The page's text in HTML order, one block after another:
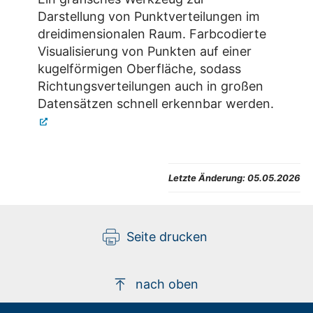
Darstellung von Punktverteilungen im
dreidimensionalen Raum. Farbcodierte
Visualisierung von Punkten auf einer
kugelförmigen Oberfläche, sodass
Richtungsverteilungen auch in großen
Datensätzen schnell erkennbar werden.
Letzte Änderung:05.05.2026
Seite drucken
nach oben